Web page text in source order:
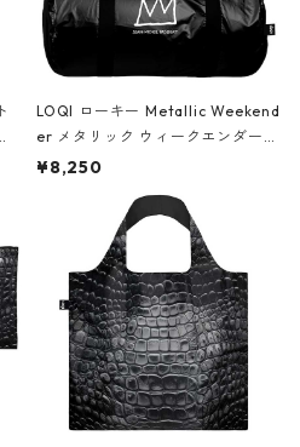
LOQI ローキー Metallic Weekend
er メタリック ウィークエンダー
ボストンバッグ ショルダーバッグ
Black ジャン=ミッシェル・バスキ
ア/クラウン ブラック
¥8,250